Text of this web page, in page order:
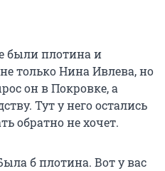
были плотина и
только Нина Ивлева, но
он в Покровке, а
Тут у него остались
обратно не хочет.
б плотина. Вот у вас